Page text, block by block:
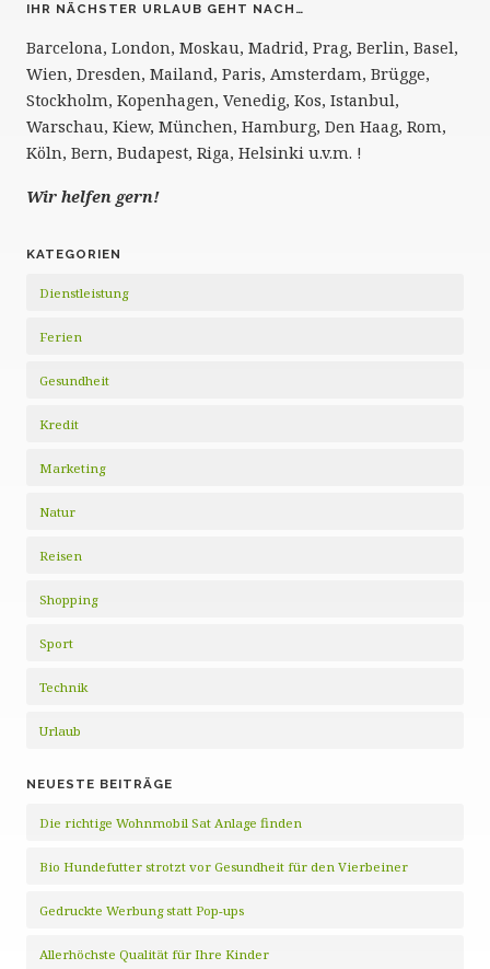
IHR NÄCHSTER URLAUB GEHT NACH…
Barcelona, London, Moskau, Madrid, Prag, Berlin, Basel,
Wien, Dresden, Mailand, Paris, Amsterdam, Brügge,
Stockholm, Kopenhagen, Venedig, Kos, Istanbul,
Warschau, Kiew, München, Hamburg, Den Haag, Rom,
Köln, Bern, Budapest, Riga, Helsinki u.v.m. !
Wir helfen gern!
KATEGORIEN
Dienstleistung
Ferien
Gesundheit
Kredit
Marketing
Natur
Reisen
Shopping
Sport
Technik
Urlaub
NEUESTE BEITRÄGE
Die richtige Wohnmobil Sat Anlage finden
Bio Hundefutter strotzt vor Gesundheit für den Vierbeiner
Gedruckte Werbung statt Pop-ups
Allerhöchste Qualität für Ihre Kinder